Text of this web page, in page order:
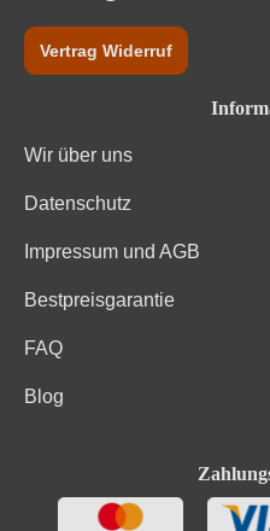
Vertrag Widerruf
Wir über uns
Datenschutz
Impressum und AGB
Bestpreisgarantie
FAQ
Blog